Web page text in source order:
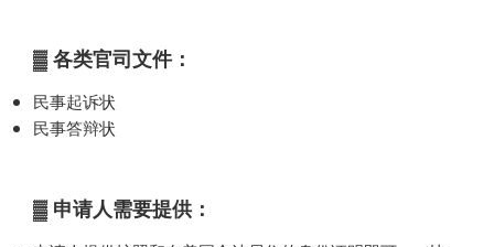
▓ 各类官司文件：
民事起诉状
民事答辩状
▓ 申请人需要提供：